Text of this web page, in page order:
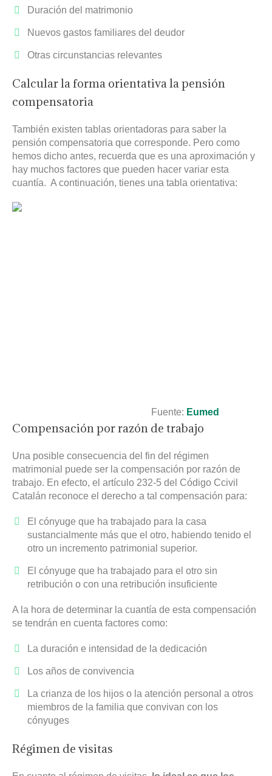
Duración del matrimonio
Nuevos gastos familiares del deudor
Otras circunstancias relevantes
Calcular la forma orientativa la pensión
compensatoria
También existen tablas orientadoras para saber la
pensión compensatoria que corresponde. Pero como
hemos dicho antes, recuerda que es una aproximación y
hay muchos factores que pueden hacer variar esta
cuantía. A continuación, tienes una tabla orientativa:
Fuente: Eumed
Compensación por razón de trabajo
Una posible consecuencia del fin del régimen
matrimonial puede ser la compensación por razón de
trabajo. En efecto, el artículo 232-5 del Código Ccivil
Catalán reconoce el derecho a tal compensación para:
El cónyuge que ha trabajado para la casa
sustancialmente más que el otro, habiendo tenido el
otro un incremento patrimonial superior.
El cónyuge que ha trabajado para el otro sin
retribución o con una retribución insuficiente
A la hora de determinar la cuantía de esta compensación
se tendrán en cuenta factores como:
La duración e intensidad de la dedicación
Los años de convivencia
La crianza de los hijos o la atención personal a otros
miembros de la familia que convivan con los
cónyuges
Régimen de visitas